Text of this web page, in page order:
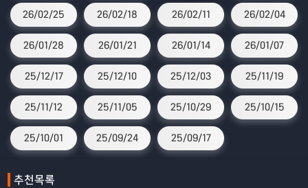
26/02/25 26/02/18 26/02/11 26/02/04
26/01/28 26/01/21 26/01/14 26/01/07
25/12/17 25/12/10 25/12/03 25/11/19
25/11/12 25/11/05 25/10/29 25/10/15
25/10/01 25/09/24 25/09/17
추천목록